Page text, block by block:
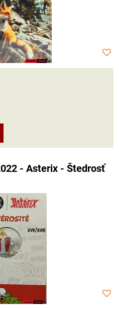
- Asterix - Štedrosť